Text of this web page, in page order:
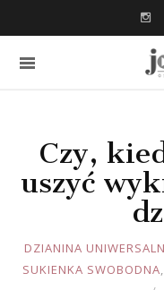
Czy,
uszyć
JOULE
DZIANINA
SUKIENKA SWOBODNA,